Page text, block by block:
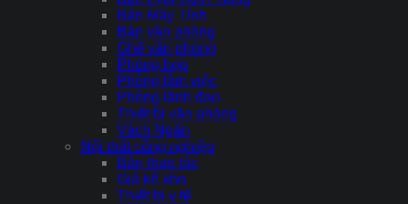
Bàn Máy Tính
Bàn văn phòng
Ghế văn phòng
Phòng họp
Phòng làm việc
Phòng lãnh đạo
Thiết bị văn phòng
Vách Ngăn
Nội thất công nghiệp
Bàn thao tác
Giá kệ kho
Thiết bị y tế